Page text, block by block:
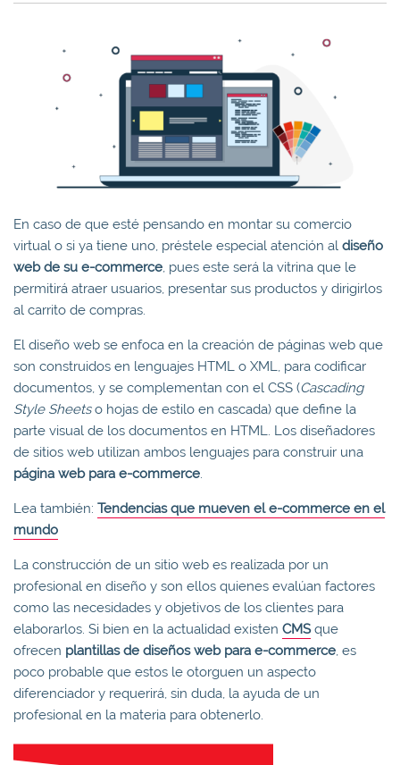
En caso de que esté pensando en montar su comercio
virtual o si ya tiene uno, préstele especial atención al diseño
web de su e-commerce, pues este será la vitrina que le
permitirá atraer usuarios, presentar sus productos y dirigirlos
al carrito de compras.
El diseño web se enfoca en la creación de páginas web que
son construidos en lenguajes HTML o XML, para codificar
documentos, y se complementan con el CSS (Cascading
Style Sheetso hojas de estilo en cascada) que define la
parte visual de los documentos en HTML. Los diseñadores
de sitios web utilizan ambos lenguajes para construir una
página web para e-commerce.
Lea también: Tendencias que mueven el e-commerce en el
mundo
La construcción de un sitio web es realizada por un
profesional en diseño y son ellos quienes evalúan factores
como las necesidades y objetivos de los clientes para
elaborarlos. Si bien en la actualidad existen CMSque
ofrecen plantillas de diseños web para e-commerce, es
poco probable que estos le otorguen un aspecto
diferenciador y requerirá, sin duda, la ayuda de un
profesional en la materia para obtenerlo.